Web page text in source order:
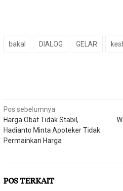
bakal DIALOG GELAR
Navigasi
pos
Pos sebelumnya
Harga Obat Tidak Stabil,
Hadianto Minta Apoteker Tidak
Permainkan Harga
POS TERKAIT